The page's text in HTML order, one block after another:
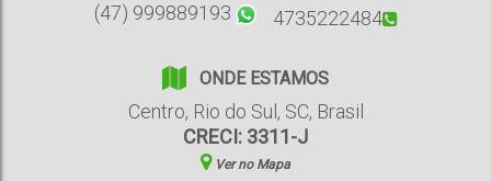
(47) 999889193 4735222484
ONDE ESTAMOS
Centro, Rio do Sul , SC, Brasil
CRECI: 3311-J
Ver no Mapa